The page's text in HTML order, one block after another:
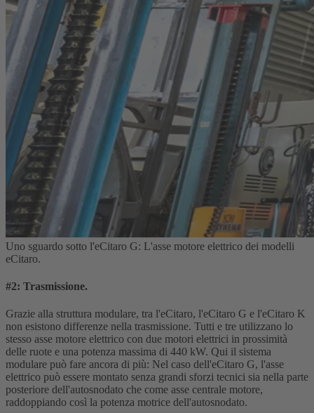
Uno sguardo sotto l'eCitaro G: L'asse motore elettrico dei modelli
eCitaro.
#2: Trasmissione.
Grazie alla struttura modulare, tra l'eCitaro, l'eCitaro G e l'eCitaro K
non esistono differenze nella trasmissione. Tutti e tre utilizzano lo
stesso asse motore elettrico con due motori elettrici in prossimità
delle ruote e una potenza massima di 440 kW. Qui il sistema
modulare può fare ancora di più: Nel caso dell'eCitaro G, l'asse
elettrico può essere montato senza grandi sforzi tecnici sia nella parte
posteriore dell'autosnodato che come asse centrale motore,
raddoppiando così la potenza motrice dell'autosnodato.